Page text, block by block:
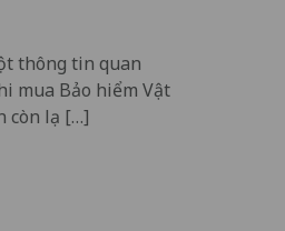
thông tin quan
mua Bảo hiểm Vật
còn lạ […]